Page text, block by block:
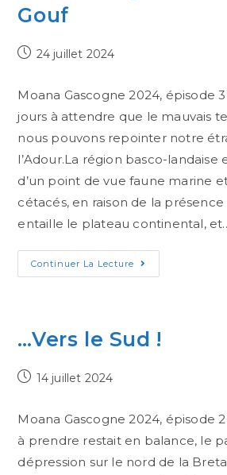
Gouf
24 juillet 2024
Moana Gascogne 2024, épisode
jours à attendre que le mauvais
nous pouvons repointer notre
l’Adour.La région basco-landaise
d’un point de vue faune marine
cétacés, en raison de la présence
entaille le plateau continental,
Continuer La Lecture
…Vers le Sud !
14 juillet 2024
Moana Gascogne 2024, épisode
à prendre restait en balance, le
dépression sur le nord de la